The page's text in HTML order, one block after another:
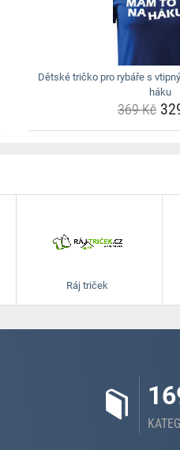
Dětské tričko pro rybáře s
háku
369 Kč
Ráj triček